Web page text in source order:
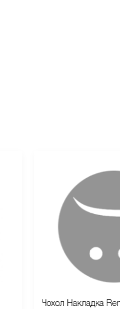
Чохол Накладка